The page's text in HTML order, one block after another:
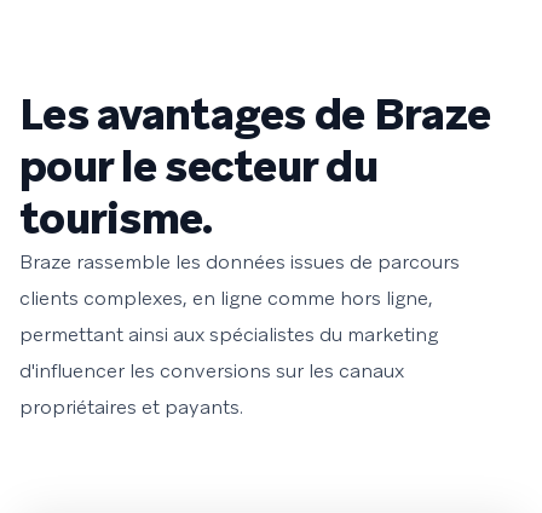
Les avantages de Braze
pour le secteur du
tourisme.
Braze rassemble les données issues de parcours
clients complexes, en ligne comme hors ligne,
permettant ainsi aux spécialistes du marketing
d'influencer les conversions sur les canaux
propriétaires et payants.